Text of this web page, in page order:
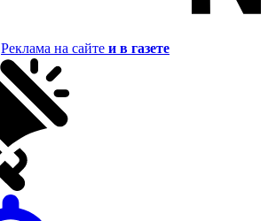
Реклама на сайте и в газете